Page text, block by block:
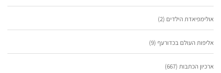
אולימפיאדת הילדים (2)
אליפות העולם בכדורעף (9)
ארכיון הכתבות (667)